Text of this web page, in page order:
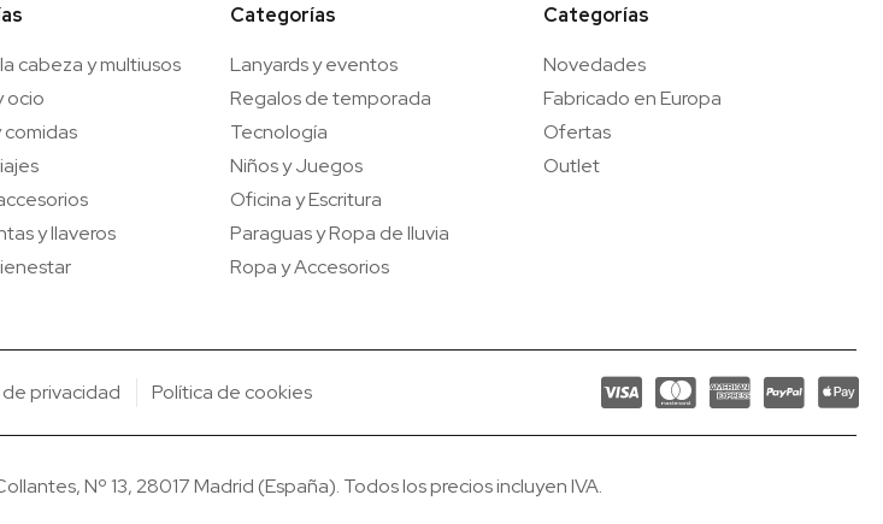
cabeza y multiusos
ocio
comidas
y llaveros
Categorías
Lanyards y eventos
Regalos de temporada
Tecnología
Niños y Juegos
Oficina y Escritura
Paraguas y Ropa de lluvia
Ropa y Accesorios
Categorías
Novedades
Fabricado en Europa
Ofertas
Outlet
privacidad Política de cookies
Nº 13, 28017 Madrid (España). Todos los precios incluyen IVA.